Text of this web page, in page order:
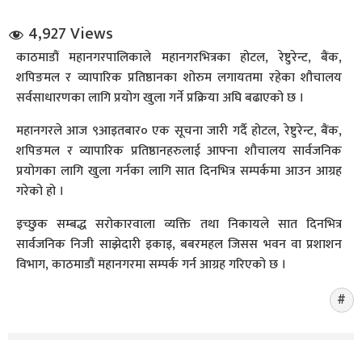
संवाद
4,927 Views
काठमाडौं महानगरपालिकाले महानगरभित्रका होटल, रेष्टुरेन्ट, बैंक,
शपिङमल र व्यापारिक प्रतिष्ठानका शोरुम लगायतमा रहेका शौचालय
सर्वसाधारणका लागि प्रयोग खुला गर्ने प्रक्रिया अघि बढाएको छ ।
महानगरले आज ९आइतबार० एक सूचना जारी गर्दै होटल, रेष्टुरेन्ट, बैंक,
शपिङमल र व्यापारिक प्रतिष्ठानहरुलाई आफ्ना शौचालय सार्वजनिक
प्रयोगका लागि खुला गर्नका लागि सात दिनभित्र सम्पर्कमा आउन आग्रह
गरेको हो ।
इच्छुक सम्बद्ध सरोकारवाला व्यक्ति तथा निकायले सात दिनभित्र
सार्वजनिक निजी साझेदारी इकाइ, बबरमहल जिसस भवन वा प्रशाशन
विभाग, काठमाडौं महानगरमा सम्पर्क गर्न आग्रह गरिएको छ ।